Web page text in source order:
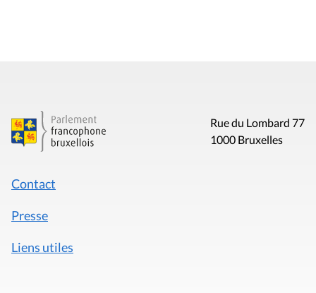
Rue du Lombard 77
1000 Bruxelles
Contact
Presse
Liens utiles